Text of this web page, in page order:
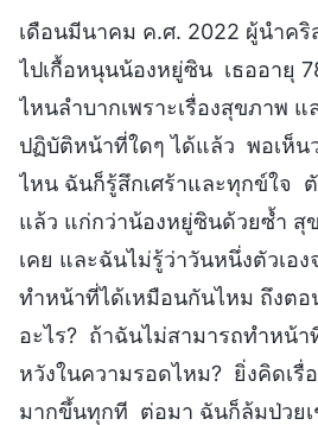
เดือนมีนาคม ค.ศ. 2022 ผู้นำค
ไปเกื้อหนุนน้องหยู่ซิน เธออายุ
ไหนลำบากเพราะเรื่องสุขภาพ แ
ปฏิบัติหน้าที่ใดๆ ได้แล้ว พอเห็น
ไหน ฉันก็รู้สึกเศร้าและทุกข์ใจ
แล้ว แก่กว่าน้องหยู่ซินด้วยซ้ำ สุ
เคย และฉันไม่รู้ว่าวันหนึ่งตัวเอ
ทำหน้าที่ได้เหมือนกันไหม ถึงต
อะไร? ถ้าฉันไม่สามารถทำหน้
หวังในความรอดไหม? ยิ่งคิดเรื่
มากขึ้นทุกที ต่อมา ฉันก็ล้มป่วย